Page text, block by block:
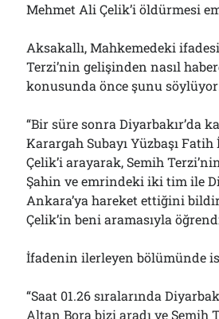
Mehmet Ali Çelik’i öldürmesi
Aksakallı, Mahkemedeki
Terzi’nin gelişinden nasıl
konusunda önce şunu
“Bir süre sonra Diyarbakır’da
Karargah Subayı Yüzbaşı Fatih
Çelik’i arayarak, Semih
Şahin ve emrindeki iki tim ile
Ankara’ya hareket ettiğini
Çelik’in beni aramasıyla
İfadenin ilerleyen bölümünde
“Saat 01.26 sıralarında
Altan Bora bizi aradı ve Semih